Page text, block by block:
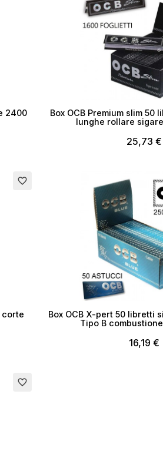
2400
Box OCB Premium slim 50
lunghe rollare
25,73 €
favorite_border
corte
Box OCB X-pert 50 libretti
Tipo B
16,19 €
favorite_border
×
dei desideri